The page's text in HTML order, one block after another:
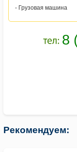
- Грузовая машина
Рекомендуем: